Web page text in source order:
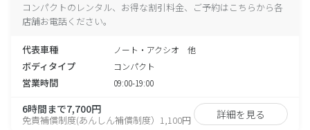
コンパクトのレンタル、お得な割引料金、ご予約はこちらから各
店舗お電話ください。
代表車種 ノート・アクシオ 他
ボディタイプ コンパクト
営業時間 09:00-19:00
6時間まで7,700円
免責補償制度(あんしん補償制度）1,100円 詳細を見る